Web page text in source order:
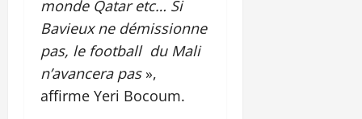
monde Qatar etc… Si
Bavieux ne démissionne
pas, le football du Mali
n’avancera pas »,
affirme Yeri Bocoum.